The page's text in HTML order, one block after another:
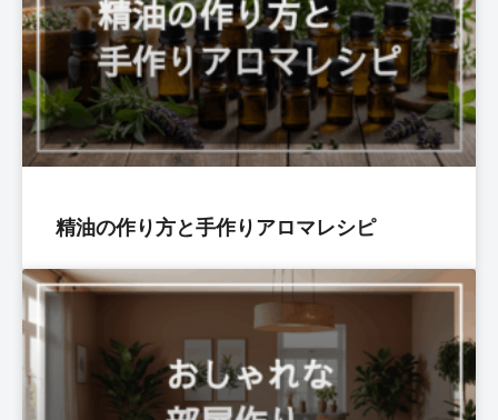
精油の作り方と手作りアロマレシピ